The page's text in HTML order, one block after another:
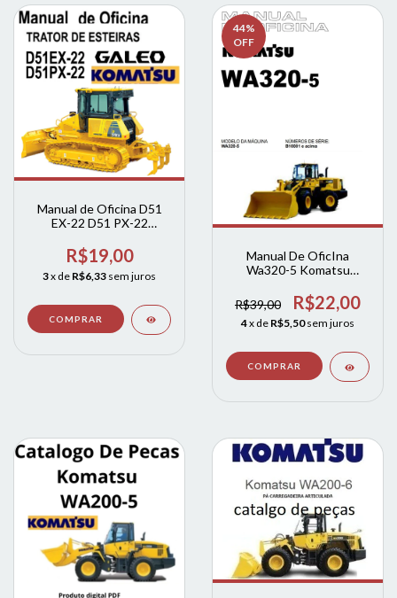
Manual de Oficina D51
EX-22 D51 PX-22
R$19,00
3x de R$6,33 sem juros
44%
OFF
Manual De OficIna
Wa320-5 Komatsu
Komatsu Wa320-5 +
codigos de falhas
R$39,00 R$22,00
4x de R$5,50 sem juros